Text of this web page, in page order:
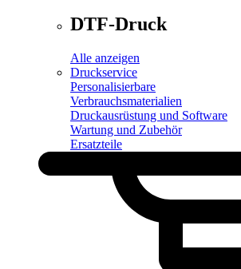
DTF-Druck
Alle anzeigen
Druckservice
Personalisierbare
Verbrauchsmaterialien
Druckausrüstung und Software
Wartung und Zubehör
Ersatzteile